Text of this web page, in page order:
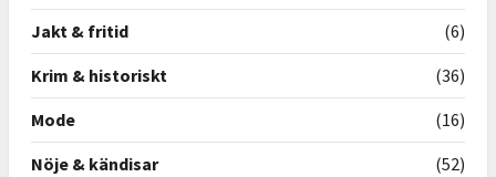
Jakt & fritid
(6)
Krim & historiskt
(36)
Mode
(16)
Nöje & kändisar
(52)